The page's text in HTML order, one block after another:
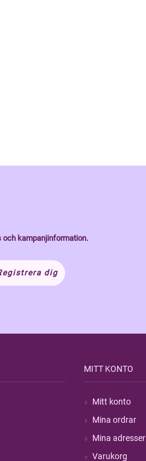
och kampanjinformation.
dig
MITT KONTO
Mitt konto
Mina ordrar
Mina adresser
Varukorg